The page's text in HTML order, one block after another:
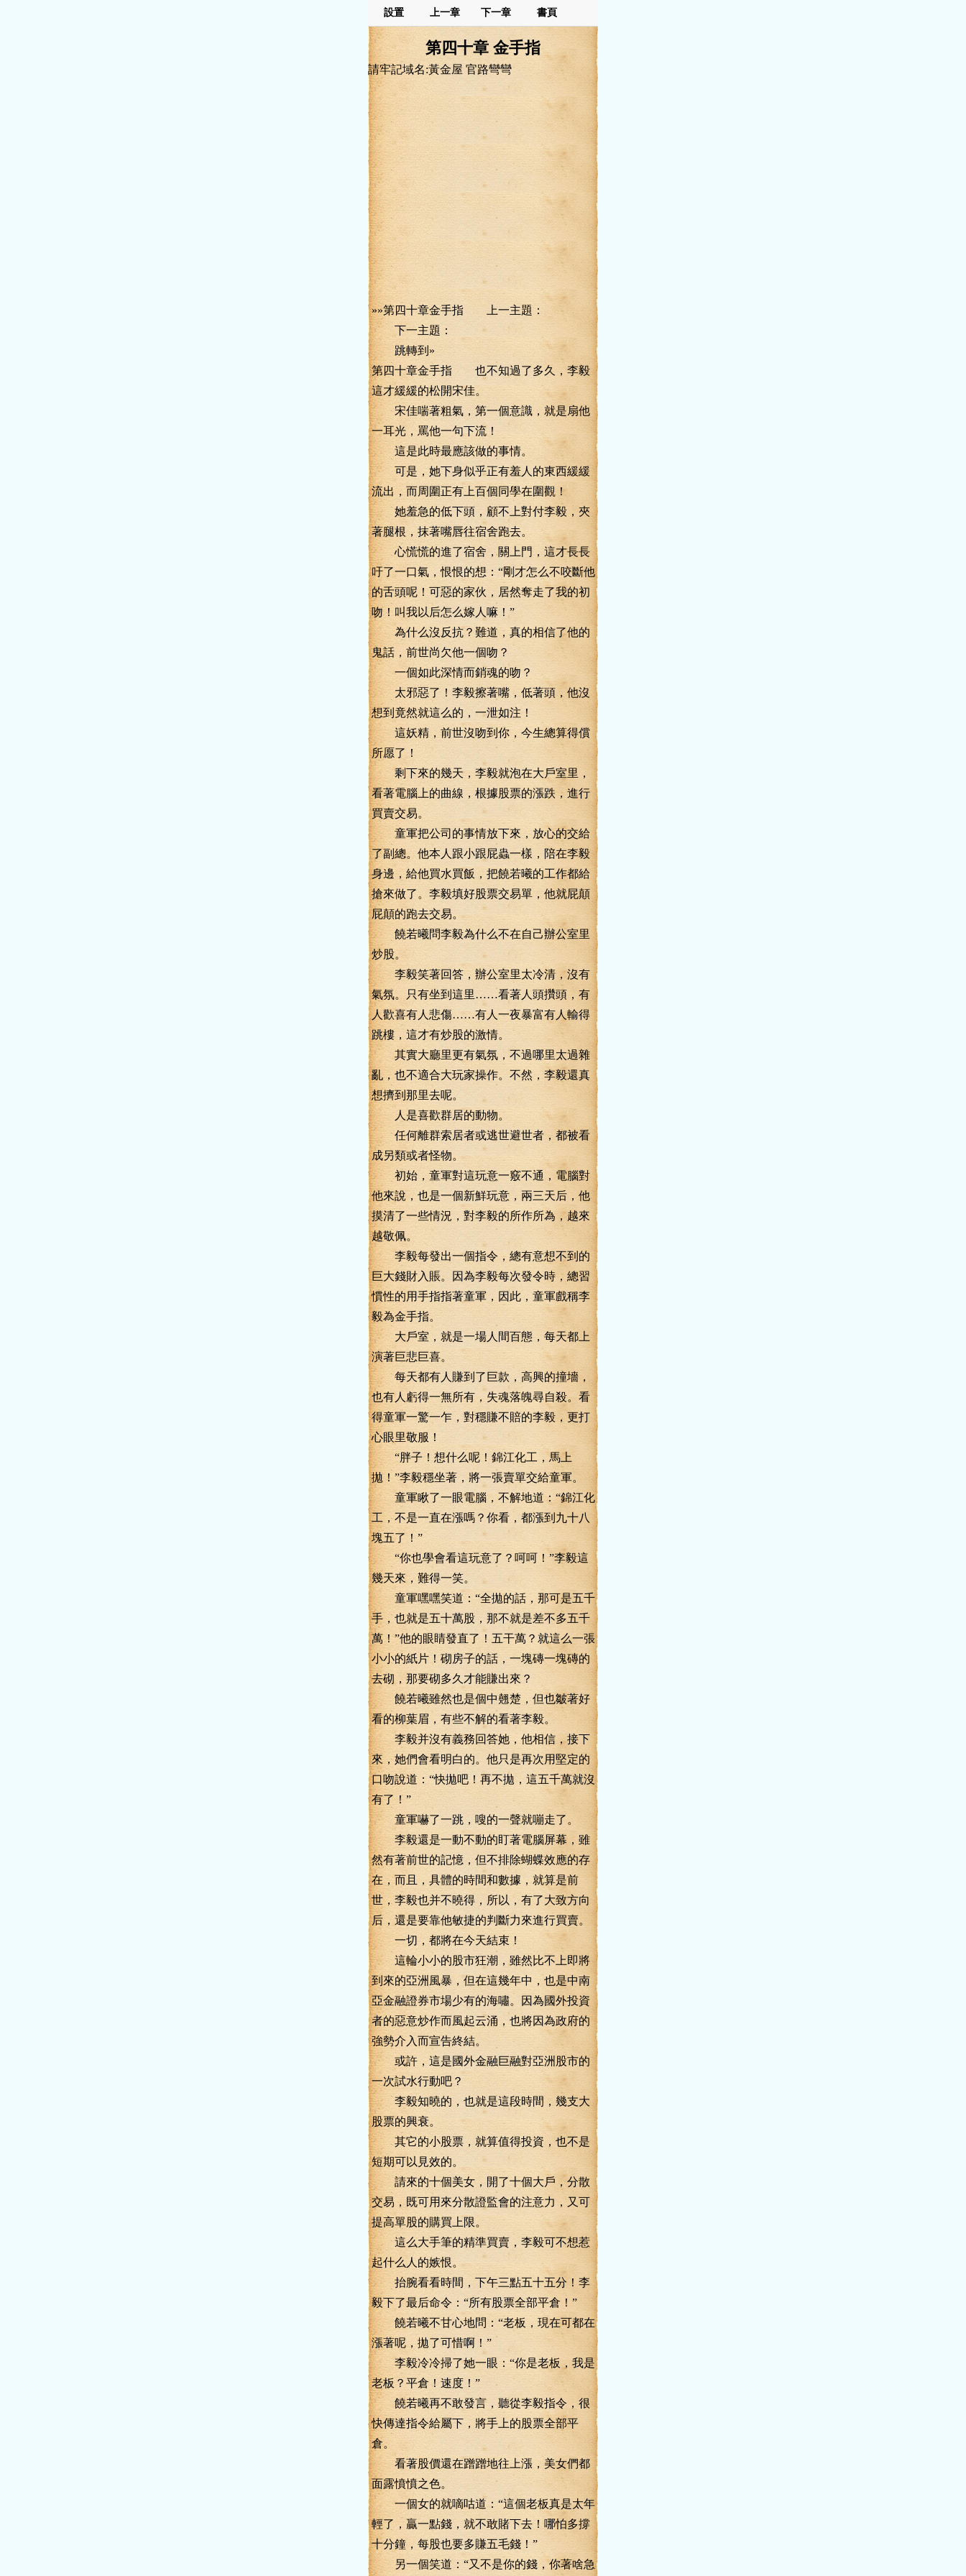
設置 上一章 下一章 書頁
第四十章 金手指
請牢記域名:黃金屋 官路彎彎
»»第四十章金手指 上一主題：
下一主題：
跳轉到»
第四十章金手指 也不知過了多久，李毅
這才緩緩的松開宋佳。
宋佳喘著粗氣，第一個意識，就是扇他
一耳光，罵他一句下流！
這是此時最應該做的事情。
可是，她下身似乎正有羞人的東西緩緩
流出，而周圍正有上百個同學在圍觀！
她羞急的低下頭，顧不上對付李毅，夾
著腿根，抹著嘴唇往宿舍跑去。
心慌慌的進了宿舍，關上門，這才長長
吁了一口氣，恨恨的想：“剛才怎么不咬斷他
的舌頭呢！可惡的家伙，居然奪走了我的初
吻！叫我以后怎么嫁人嘛！”
為什么沒反抗？難道，真的相信了他的
鬼話，前世尚欠他一個吻？
一個如此深情而銷魂的吻？
太邪惡了！李毅擦著嘴，低著頭，他沒
想到竟然就這么的，一泄如注！
這妖精，前世沒吻到你，今生總算得償
所愿了！
剩下來的幾天，李毅就泡在大戶室里，
看著電腦上的曲線，根據股票的漲跌，進行
買賣交易。
童軍把公司的事情放下來，放心的交給
了副總。他本人跟小跟屁蟲一樣，陪在李毅
身邊，給他買水買飯，把饒若曦的工作都給
搶來做了。李毅填好股票交易單，他就屁顛
屁顛的跑去交易。
饒若曦問李毅為什么不在自己辦公室里
炒股。
李毅笑著回答，辦公室里太冷清，沒有
氣氛。只有坐到這里……看著人頭攢頭，有
人歡喜有人悲傷……有人一夜暴富有人輸得
跳樓，這才有炒股的激情。
其實大廳里更有氣氛，不過哪里太過雜
亂，也不適合大玩家操作。不然，李毅還真
想擠到那里去呢。
人是喜歡群居的動物。
任何離群索居者或逃世避世者，都被看
成另類或者怪物。
初始，童軍對這玩意一竅不通，電腦對
他來說，也是一個新鮮玩意，兩三天后，他
摸清了一些情況，對李毅的所作所為，越來
越敬佩。
李毅每發出一個指令，總有意想不到的
巨大錢財入賬。因為李毅每次發令時，總習
慣性的用手指指著童軍，因此，童軍戲稱李
毅為金手指。
大戶室，就是一場人間百態，每天都上
演著巨悲巨喜。
每天都有人賺到了巨款，高興的撞墻，
也有人虧得一無所有，失魂落魄尋自殺。看
得童軍一驚一乍，對穩賺不賠的李毅，更打
心眼里敬服！
“胖子！想什么呢！錦江化工，馬上
拋！”李毅穩坐著，將一張賣單交給童軍。
童軍瞅了一眼電腦，不解地道：“錦江化
工，不是一直在漲嗎？你看，都漲到九十八
塊五了！”
“你也學會看這玩意了？呵呵！”李毅這
幾天來，難得一笑。
童軍嘿嘿笑道：“全拋的話，那可是五千
手，也就是五十萬股，那不就是差不多五千
萬！”他的眼睛發直了！五干萬？就這么一張
小小的紙片！砌房子的話，一塊磚一塊磚的
去砌，那要砌多久才能賺出來？
饒若曦雖然也是個中翹楚，但也皺著好
看的柳葉眉，有些不解的看著李毅。
李毅并沒有義務回答她，他相信，接下
來，她們會看明白的。他只是再次用堅定的
口吻說道：“快拋吧！再不拋，這五千萬就沒
有了！”
童軍嚇了一跳，嗖的一聲就嘣走了。
李毅還是一動不動的盯著電腦屏幕，雖
然有著前世的記憶，但不排除蝴蝶效應的存
在，而且，具體的時間和數據，就算是前
世，李毅也并不曉得，所以，有了大致方向
后，還是要靠他敏捷的判斷力來進行買賣。
一切，都將在今天結束！
這輪小小的股市狂潮，雖然比不上即將
到來的亞洲風暴，但在這幾年中，也是中南
亞金融證券市場少有的海嘯。因為國外投資
者的惡意炒作而風起云涌，也將因為政府的
強勢介入而宣告終結。
或許，這是國外金融巨融對亞洲股市的
一次試水行動吧？
李毅知曉的，也就是這段時間，幾支大
股票的興衰。
其它的小股票，就算值得投資，也不是
短期可以見效的。
請來的十個美女，開了十個大戶，分散
交易，既可用來分散證監會的注意力，又可
提高單股的購買上限。
這么大手筆的精準買賣，李毅可不想惹
起什么人的嫉恨。
抬腕看看時間，下午三點五十五分！李
毅下了最后命令：“所有股票全部平倉！”
饒若曦不甘心地問：“老板，現在可都在
漲著呢，拋了可惜啊！”
李毅冷冷掃了她一眼：“你是老板，我是
老板？平倉！速度！”
饒若曦再不敢發言，聽從李毅指令，很
快傳達指令給屬下，將手上的股票全部平
倉。
看著股價還在蹭蹭地往上漲，美女們都
面露憤憤之色。
一個女的就嘀咕道：“這個老板真是太年
輕了，贏一點錢，就不敢賭下去！哪怕多撐
十分鐘，每股也要多賺五毛錢！”
另一個笑道：“又不是你的錢，你著啥急